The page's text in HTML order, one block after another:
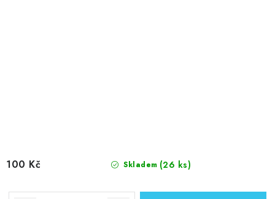
Skladem (26 ks)
100 Kč